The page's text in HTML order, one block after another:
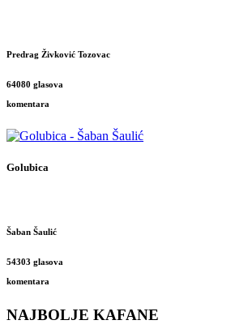
Predrag Živković Tozovac
64080 glasova
komentara
Golubica
Šaban Šaulić
54303 glasova
komentara
NAJBOLJE KAFANE